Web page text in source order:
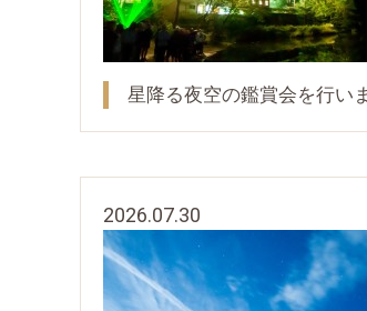
星降る夜空の鑑賞会を行い
2026.07.30